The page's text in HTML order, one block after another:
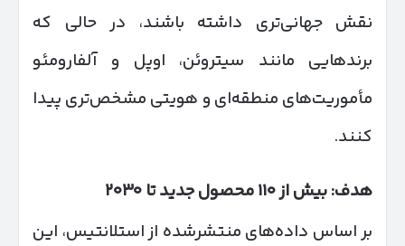
نقش جهانی‌تری داشته باشند، در حالی که
برندهایی مانند سیتروئن، اوپل و آلفارومئو
مأموریت‌های منطقه‌ای و هویتی مشخص‌تری پیدا
کنند.
هدف: بیش از۱۱۰محصول جدید تا ۲۰۳۰
بر اساس داده‌های منتشرشده از استلانتیس، این